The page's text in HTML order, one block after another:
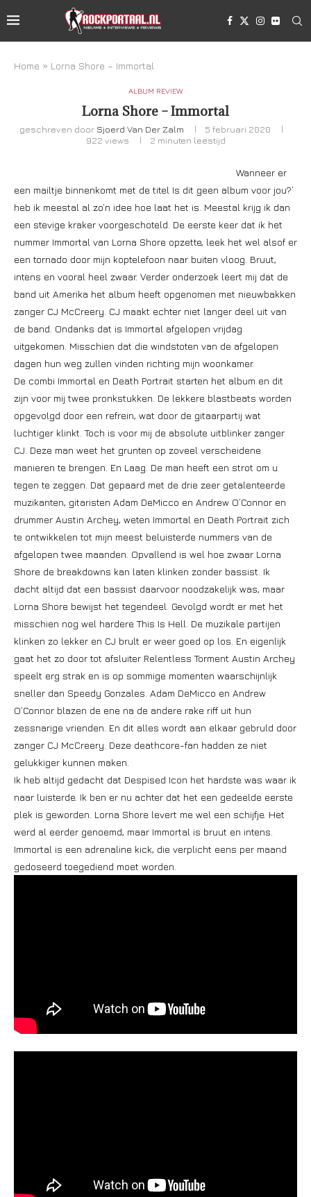
Home » Lorna Shore – Immortal
ALBUM REVIEW
Lorna Shore – Immortal
geschreven door Sjoerd Van Der Zalm
5 februari 2020
922 views 2 minuten leestijd
Wanneer er
een mailtje binnenkomt met de titel Is dit geen album voor jou?’
heb ik meestal al zo’n idee hoe laat het is. Meestal krijg ik dan
een stevige kraker voorgeschoteld. De eerste keer dat ik het
nummer Immortal van Lorna Shore opzette, leek het wel alsof er
een tornado door mijn koptelefoon naar buiten vloog. Bruut,
intens en vooral heel zwaar. Verder onderzoek leert mij dat de
band uit Amerika het album heeft opgenomen met nieuwbakken
zanger CJ McCreery. CJ maakt echter niet langer deel uit van
de band. Ondanks dat is Immortal afgelopen vrijdag
uitgekomen. Misschien dat die windstoten van de afgelopen
dagen hun weg zullen vinden richting mijn woonkamer.
De combi Immortal en Death Portrait starten het album en dit
zijn voor mij twee pronkstukken. De lekkere blastbeats worden
opgevolgd door een refrein, wat door de gitaarpartij wat
luchtiger klinkt. Toch is voor mij de absolute uitblinker zanger
CJ. Deze man weet het grunten op zoveel verscheidene
manieren te brengen. En Laag. De man heeft een strot om u
tegen te zeggen. Dat gepaard met de drie zeer getalenteerde
muzikanten, gitaristen Adam DeMicco en Andrew O’Connor en
drummer Austin Archey, weten Immortal en Death Portrait zich
te ontwikkelen tot mijn meest beluisterde nummers van de
afgelopen twee maanden. Opvallend is wel hoe zwaar Lorna
Shore de breakdowns kan laten klinken zonder bassist. Ik
dacht altijd dat een bassist daarvoor noodzakelijk was, maar
Lorna Shore bewijst het tegendeel. Gevolgd wordt er met het
misschien nog wel hardere This Is Hell. De muzikale partijen
klinken zo lekker en CJ brult er weer goed op los. En eigenlijk
gaat het zo door tot afsluiter Relentless Torment Austin Archey
speelt erg strak en is op sommige momenten waarschijnlijk
sneller dan Speedy Gonzales. Adam DeMicco en Andrew
O’Connor blazen de ene na de andere rake riff uit hun
zessnarige vrienden. En dit alles wordt aan elkaar gebruld door
zanger CJ McCreery. Deze deathcore-fan hadden ze niet
gelukkiger kunnen maken.
Ik heb altijd gedacht dat Despised Icon het hardste was waar ik
naar luisterde. Ik ben er nu achter dat het een gedeelde eerste
plek is geworden. Lorna Shore levert me wel een schijfje. Het
werd al eerder genoemd, maar Immortal is bruut en intens.
Immortal is een adrenaline kick, die verplicht eens per maand
gedoseerd toegediend moet worden.